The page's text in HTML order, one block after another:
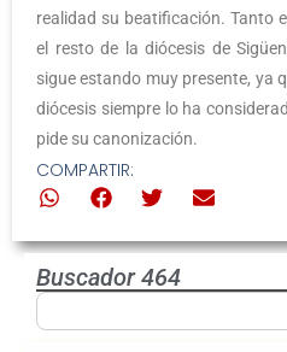
realidad su beatificación. Tanto
el resto de la diócesis de
sigue estando muy presente, ya
diócesis siempre lo ha
pide su canonización.
COMPARTIR:
Buscador 464